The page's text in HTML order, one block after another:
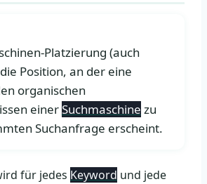
Platzierung (auch
Position, an der eine
organischen
einerSuchmaschine zu
Suchanfrage erscheint.
für jedes Keyword und jede